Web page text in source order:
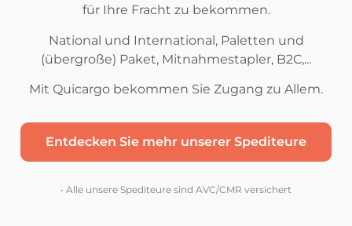
für Ihre Fracht zu bekommen.
National und International, Paletten und
(übergroße) Paket, Mitnahmestapler, B2C,...
Mit Quicargo bekommen Sie Zugang zu Allem.
Entdecken Sie mehr unserer Spediteure
• Alle unsere Spediteure sind AVC/CMR versichert